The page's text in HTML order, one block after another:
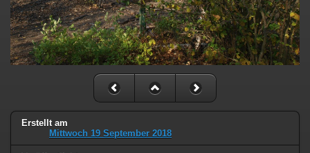
Erstellt am
Mittwoch 19 September 2018